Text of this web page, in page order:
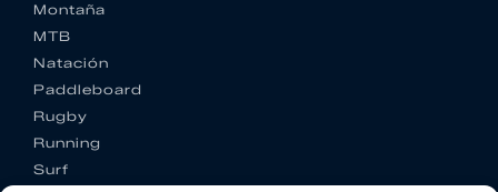
Montaña
MTB
Natación
Paddleboard
Rugby
Running
Surf